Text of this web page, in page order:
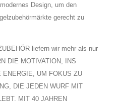
Design, um den
gerecht zu
liefern wir mehr als nur
DIE MOTIVATION, INS
UM FOKUS ZU
DIE JEDEN WURF MIT
MIT 40 JAHREN